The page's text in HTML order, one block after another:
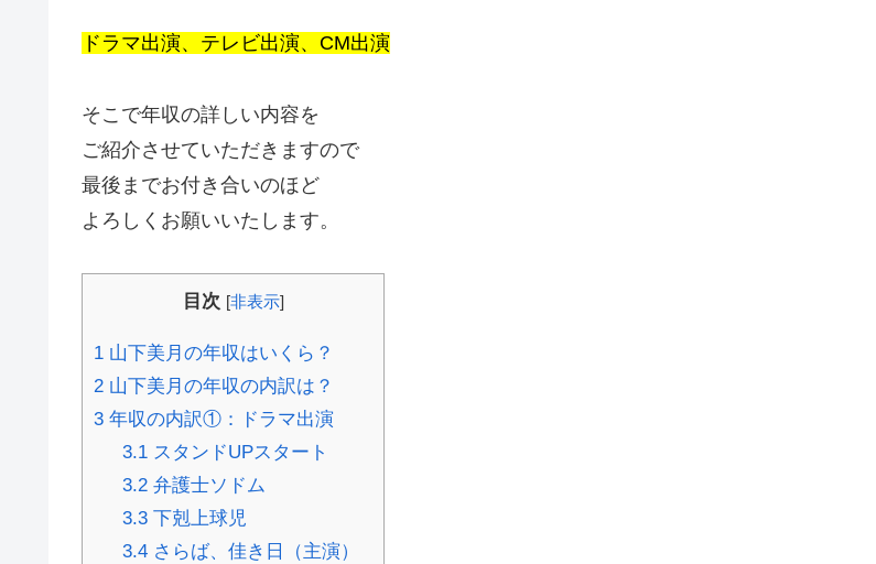
ドラマ出演、テレビ出演、CM出演
そこで年収の詳しい内容を
ご紹介させていただきますので
最後までお付き合いのほど
よろしくお願いいたします。
目次 [非表示]
1 山下美月の年収はいくら？
2 山下美月の年収の内訳は？
3 年収の内訳①：ドラマ出演
3.1スタンドUPスタート
3.2弁護士ソドム
3.3下剋上球児
3.4さらば、佳き日（主演）